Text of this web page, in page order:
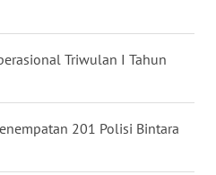
Triwulan I Tahun
201 Polisi Bintara